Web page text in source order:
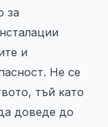
за
и
Не се
тъй като
доведе до